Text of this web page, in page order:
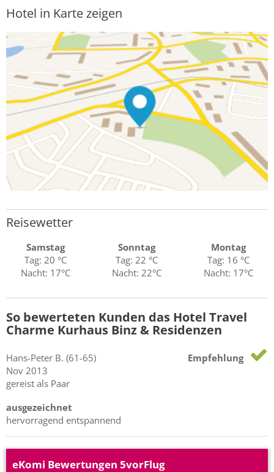
Hotel in Karte zeigen
Reisewetter
Samstag
Tag: 20 °C
Nacht: 17°C
Sonntag
Tag: 22 °C
Nacht: 22°C
Montag
Tag: 16 °C
Nacht: 17°C
So bewerteten Kunden das Hotel Travel
Charme Kurhaus Binz & Residenzen
Hans-Peter B. (61-65)
Nov 2013
gereist als Paar
Empfehlung
ausgezeichnet
hervorragend entspannend
eKomi Bewertungen 5vorFlug